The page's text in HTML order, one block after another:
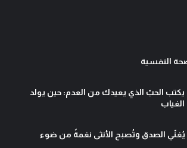
النفسية
يكتب الحبّ الذي يعيدك من العدم: حين يولد
يُغنّي الصدق وتُصبح الأنثى نغمةً من ضوء